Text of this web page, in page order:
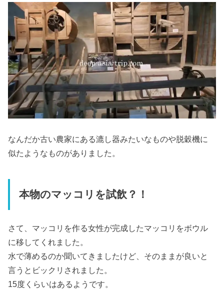
なんだか古い農家にある漉し器みたいなものや脱穀機に
似たようなものがありました。
本物のマッコリを試飲？！
さて、マッコリを作る女性が完成したマッコリをボウル
に移してくれました。
水で薄めるのか聞いてきましたけど、そのままが良いと
言うとビックリされました。
15度くらいはあるようです。